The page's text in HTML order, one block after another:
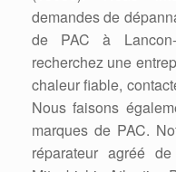
demandes de
de PAC à
recherchez une
chaleur fiable,
Nous faisons
marques de PAC.
réparateur agréé de